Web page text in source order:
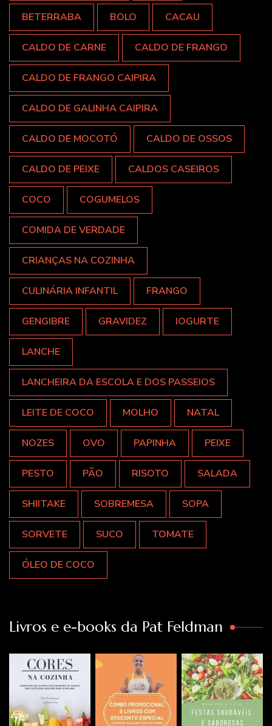
BETERRABA BOLO CACAU
CALDO DE CARNE CALDO DE FRANGO
CALDO DE FRANGO CAIPIRA
CALDO DE GALINHA CAIPIRA
CALDO DE MOCOTÓ CALDO DE OSSOS
CALDO DE PEIXE CALDOS CASEIROS
COCO COGUMELOS
COMIDA DE VERDADE
CRIANÇAS NA COZINHA
CULINÁRIA INFANTIL FRANGO
GENGIBRE GRAVIDEZ IOGURTE
LANCHE
LANCHEIRA DA ESCOLA E DOS PASSEIOS
LEITE DE COCO MOLHO NATAL
NOZES OVO PAPINHA PEIXE
PESTO PÃO RISOTO SALADA
SHIITAKE SOBREMESA SOPA
SORVETE SUCO TOMATE
ÓLEO DE COCO
Livros e e-books da Pat Feldman